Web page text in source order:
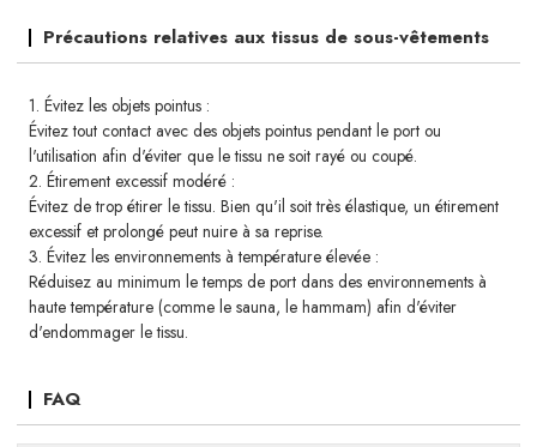
Précautions relatives aux tissus de sous-vêtements
1. Évitez les objets pointus :
Évitez tout contact avec des objets pointus pendant le port ou
l'utilisation afin d'éviter que le tissu ne soit rayé ou coupé.
2. Étirement excessif modéré :
Évitez de trop étirer le tissu. Bien qu'il soit très élastique, un étirement
excessif et prolongé peut nuire à sa reprise.
3. Évitez les environnements à température élevée :
Réduisez au minimum le temps de port dans des environnements à
haute température (comme le sauna, le hammam) afin d'éviter
d'endommager le tissu.
FAQ